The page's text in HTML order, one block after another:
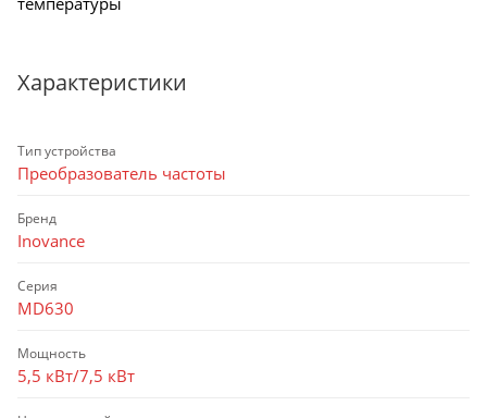
Характеристики
Тип устройства
Преобразователь частоты
Бренд
Inovance
Серия
MD630
Мощность
5,5 кВт/7,5 кВт